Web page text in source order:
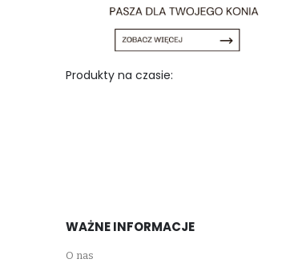
Produkty na czasie:
WAŻNE INFORMACJE
O nas